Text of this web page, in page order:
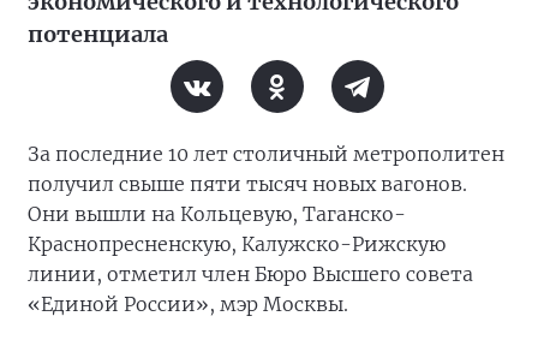
потенциала
За последние 10 лет столичный метрополитен
получил свыше пяти тысяч новых вагонов.
Они вышли на Кольцевую, Таганско-
Краснопресненскую, Калужско-Рижскую
линии, отметил член Бюро Высшего совета
«Единой России», мэр Москвы.